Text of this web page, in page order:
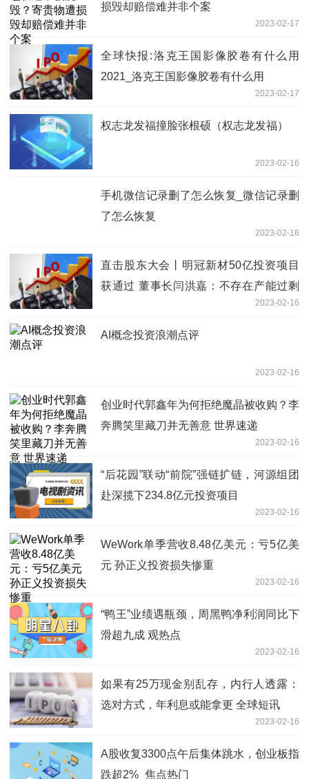
损毁却赔偿难并非个案
2023-02-17
全球快报:洛克王国影像胶卷有什么用
2021_洛克王国影像胶卷有什么用
2023-02-17
权志龙发福撞脸张根硕（权志龙发福）
2023-02-16
手机微信记录删了怎么恢复_微信记录删
了怎么恢复
2023-02-16
直击股东大会丨明冠新材50亿投资项目
获通过 董事长闫洪嘉：不存在产能过剩
2023-02-16
AI概念投资浪潮点评
2023-02-16
创业时代郭鑫年为何拒绝魔晶被收购？李
奔腾笑里藏刀并无善意 世界速递
2023-02-16
“后花园”联动“前院”强链扩链，河源组团
赴深揽下234.8亿元投资项目
2023-02-16
WeWork单季营收8.48亿美元：亏5亿美
元 孙正义投资损失惨重
2023-02-16
“鸭王”业绩遇瓶颈，周黑鸭净利润同比下
滑超九成 观热点
2023-02-16
如果有25万现金别乱存，内行人透露：
选对方式，年利息或能拿更 全球短讯
2023-02-16
A股收复3300点午后集体跳水，创业板指
跌超2%_焦点热门